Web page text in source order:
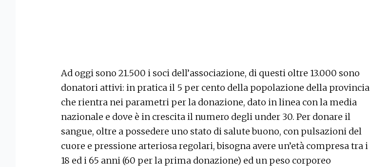
Ad oggi sono 21.500 i soci dell’associazione, di questi oltre 13.000 sono
donatori attivi: in pratica il 5 per cento della popolazione della provincia
che rientra nei parametri per la donazione, dato in linea con la media
nazionale e dove è in crescita il numero degli under 30. Per donare il
sangue, oltre a possedere uno stato di salute buono, con pulsazioni del
cuore e pressione arteriosa regolari, bisogna avere un’età compresa tra i
18 ed i 65 anni (60 per la prima donazione) ed un peso corporeo